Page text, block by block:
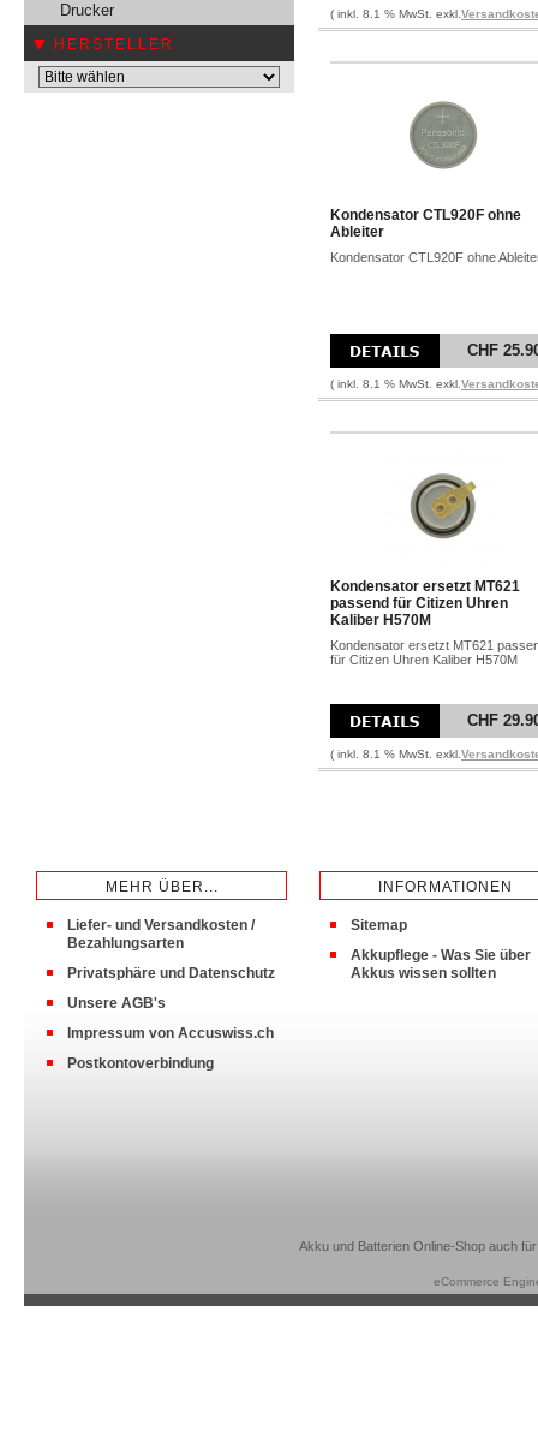
Drucker
HERSTELLER
( inkl. 8.1 % MwSt. exkl.
Kondensator CTL920F ohne
Ableiter
Kondensator CTL920F ohne
CHF
( inkl. 8.1 % MwSt. exkl.
Kondensator ersetzt MT621
passend für Citizen Uhren
Kaliber H570M
Kondensator ersetzt MT621
für Citizen Uhren Kaliber H570M
CHF
( inkl. 8.1 % MwSt. exkl.
MEHR ÜBER...
Liefer- und Versandkosten /
Bezahlungsarten
Privatsphäre und Datenschutz
Unsere AGB's
Impressum von Accuswiss.ch
Postkontoverbindung
INFORMATIONEN
Sitemap
Akkupflege - Was Sie über
Akkus wissen sollten
Akku und Batterien Online-Shop auch
eCommerce